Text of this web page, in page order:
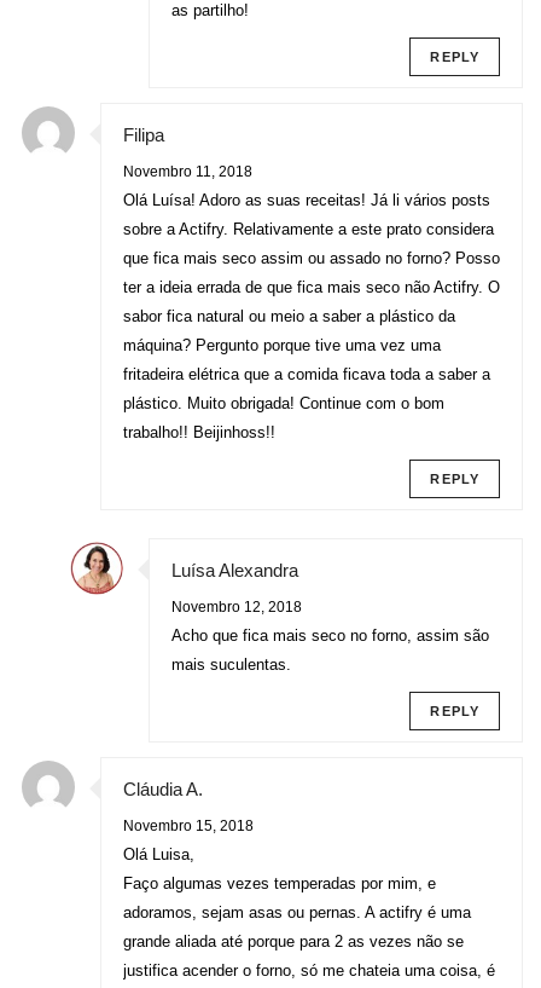
as partilho!
REPLY
Filipa
Novembro 11, 2018
Olá Luísa! Adoro as suas receitas! Já li vários posts
sobre a Actifry. Relativamente a este prato considera
que fica mais seco assim ou assado no forno? Posso
ter a ideia errada de que fica mais seco não Actifry. O
sabor fica natural ou meio a saber a plástico da
máquina? Pergunto porque tive uma vez uma
fritadeira elétrica que a comida ficava toda a saber a
plástico. Muito obrigada! Continue com o bom
trabalho!! Beijinhoss!!
REPLY
Luísa Alexandra
Novembro 12, 2018
Acho que fica mais seco no forno, assim são
mais suculentas.
REPLY
Cláudia A.
Novembro 15, 2018
Olá Luisa,
Faço algumas vezes temperadas por mim, e
adoramos, sejam asas ou pernas. A actifry é uma
grande aliada até porque para 2 as vezes não se
justifica acender o forno, só me chateia uma coisa, é